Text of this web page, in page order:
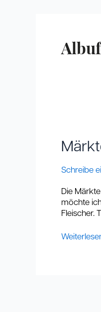
Schreibe
Die
möchte
Fleischer.
Albufeira:
Fisch,
und
Alles
frisch.